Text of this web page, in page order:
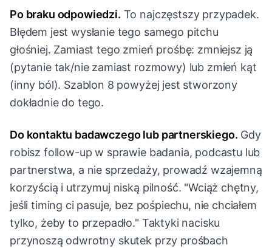
Po braku odpowiedzi. To najczęstszy przypadek.
Błędem jest wysłanie tego samego pitchu
głośniej. Zamiast tego zmień prośbę: zmniejsz ją
(pytanie tak/nie zamiast rozmowy) lub zmień kąt
(inny ból). Szablon 8 powyżej jest stworzony
dokładnie do tego.
Do kontaktu badawczego lub partnerskiego. Gdy
robisz follow-up w sprawie badania, podcastu lub
partnerstwa, a nie sprzedaży, prowadź wzajemną
korzyścią i utrzymuj niską pilność. "Wciąż chętny,
jeśli timing ci pasuje, bez pośpiechu, nie chciałem
tylko, żeby to przepadło." Taktyki nacisku
przynoszą odwrotny skutek przy prośbach